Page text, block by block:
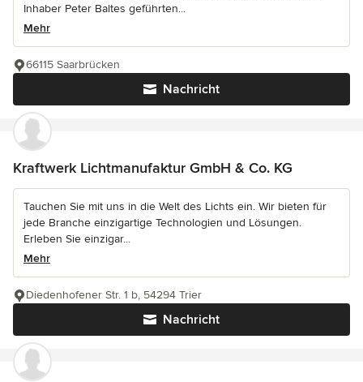
Inhaber Peter Baltes geführten...
Mehr
Nachricht
66115 Saarbrücken
Kraftwerk Lichtmanufaktur GmbH & Co. KG
Tauchen Sie mit uns in die Welt des Lichts ein. Wir bieten für
jede Branche einzigartige Technologien und Lösungen.
Erleben Sie einzigar...
Mehr
Nachricht
Diedenhofener Str. 1 b, 54294 Trier